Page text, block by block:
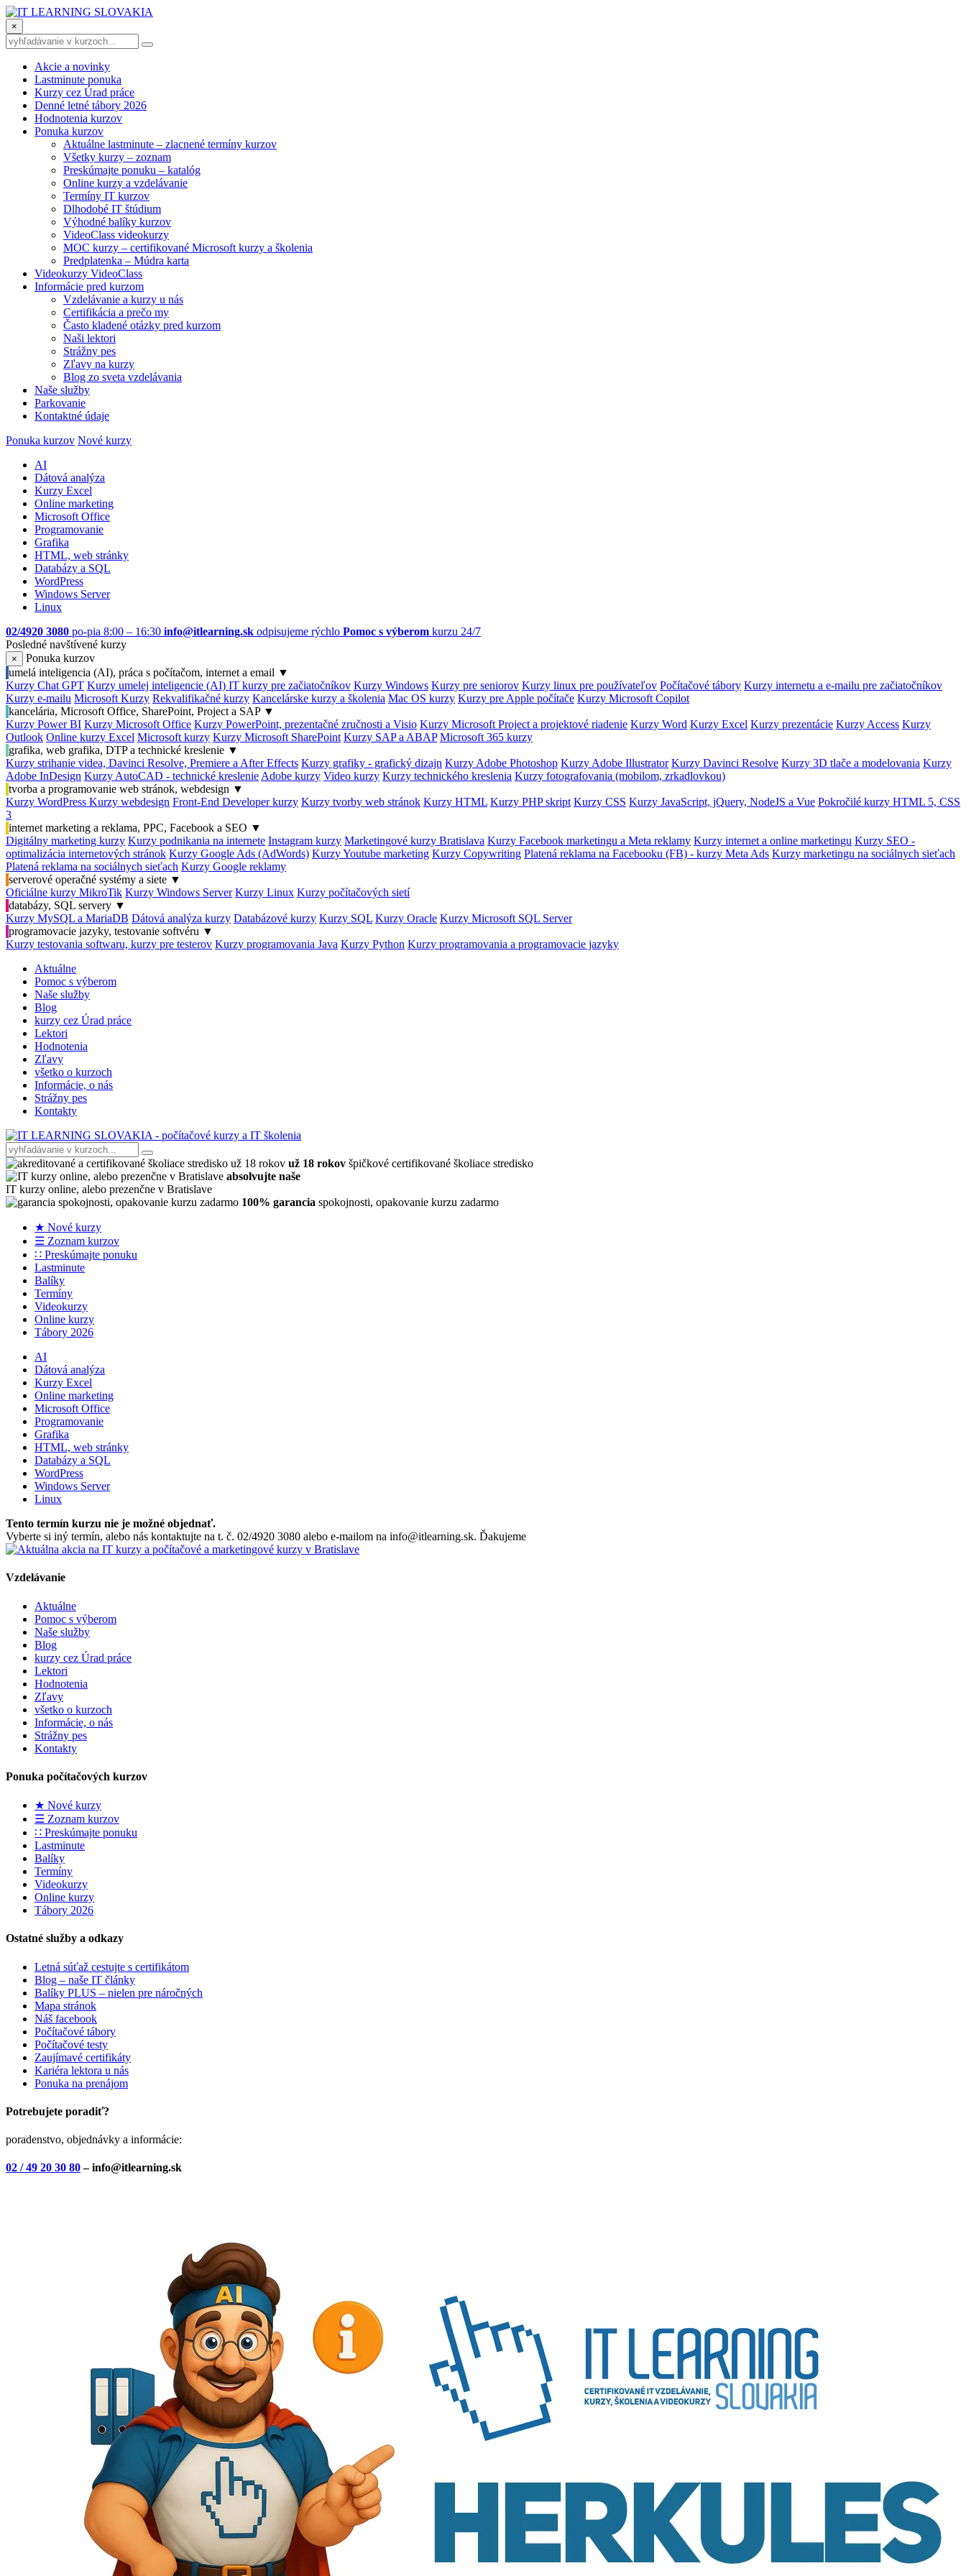
×
Akcie a novinky
Lastminute ponuka
Kurzy cez Úrad práce
Denné letné tábory 2026
Hodnotenia kurzov
Ponuka kurzov
Aktuálne lastminute – zlacnené termíny kurzov
Všetky kurzy – zoznam
Preskúmajte ponuku – katalóg
Online kurzy a vzdelávanie
Termíny IT kurzov
Dlhodobé IT štúdium
Výhodné balíky kurzov
VideoClass videokurzy
MOC kurzy – certifikované Microsoft kurzy a školenia
Predplatenka – Múdra karta
Videokurzy VideoClass
Informácie pred kurzom
Vzdelávanie a kurzy u nás
Certifikácia a prečo my
Často kladené otázky pred kurzom
Naši lektori
Strážny pes
Zľavy na kurzy
Blog zo sveta vzdelávania
Naše služby
Parkovanie
Kontaktné údaje
Ponuka kurzov Nové kurzy
AI
Dátová analýza
Kurzy Excel
Online marketing
Microsoft Office
Programovanie
Grafika
HTML, web stránky
Databázy a SQL
WordPress
Windows Server
Linux
02/4920 3080 po-pia 8:00 – 16:30 info@itlearning.sk odpisujeme rýchlo Pomoc s výberom kurzu 24/7
Posledné navštívené kurzy
×
Ponuka kurzov
umelá inteligencia (AI), práca s počítačom, internet a email ▼
Kurzy Chat GPT Kurzy umelej inteligencie (AI) IT kurzy pre začiatočníkov Kurzy Windows Kurzy pre seniorov Kurzy linux pre používateľov Počítačové tábory Kurzy internetu a e-mailu pre začiatočníkov
Kurzy e-mailu Microsoft Kurzy Rekvalifikačné kurzy Kancelárske kurzy a školenia Mac OS kurzy Kurzy pre Apple počítače Kurzy Microsoft Copilot
kancelária, Microsoft Office, SharePoint, Project a SAP ▼
Kurzy Power BI Kurzy Microsoft Office Kurzy PowerPoint, prezentačné zručnosti a Visio Kurzy Microsoft Project a projektové riadenie Kurzy Word Kurzy Excel Kurzy prezentácie Kurzy Access Kurzy
Outlook Online kurzy Excel Microsoft kurzy Kurzy Microsoft SharePoint Kurzy SAP a ABAP Microsoft 365 kurzy
grafika, web grafika, DTP a technické kreslenie ▼
Kurzy strihanie videa, Davinci Resolve, Premiere a After Effects Kurzy grafiky - grafický dizajn Kurzy Adobe Photoshop Kurzy Adobe Illustrator Kurzy Davinci Resolve Kurzy 3D tlače a modelovania Kurzy
Adobe InDesign Kurzy AutoCAD - technické kreslenie Adobe kurzy Video kurzy Kurzy technického kreslenia Kurzy fotografovania (mobilom, zrkadlovkou)
tvorba a programovanie web stránok, webdesign ▼
Kurzy WordPress Kurzy webdesign Front-End Developer kurzy Kurzy tvorby web stránok Kurzy HTML Kurzy PHP skript Kurzy CSS Kurzy JavaScript, jQuery, NodeJS a Vue Pokročilé kurzy HTML 5, CSS
3
internet marketing a reklama, PPC, Facebook a SEO ▼
Digitálny marketing kurzy Kurzy podnikania na internete Instagram kurzy Marketingové kurzy Bratislava Kurzy Facebook marketingu a Meta reklamy Kurzy internet a online marketingu Kurzy SEO -
optimalizácia internetových stránok Kurzy Google Ads (AdWords) Kurzy Youtube marketing Kurzy Copywriting Platená reklama na Facebooku (FB) - kurzy Meta Ads Kurzy marketingu na sociálnych sieťach
Platená reklama na sociálnych sieťach Kurzy Google reklamy
serverové operačné systémy a siete ▼
Oficiálne kurzy MikroTik Kurzy Windows Server Kurzy Linux Kurzy počítačových sietí
databázy, SQL servery ▼
Kurzy MySQL a MariaDB Dátová analýza kurzy Databázové kurzy Kurzy SQL Kurzy Oracle Kurzy Microsoft SQL Server
programovacie jazyky, testovanie softvéru ▼
Kurzy testovania softwaru, kurzy pre testerov Kurzy programovania Java Kurzy Python Kurzy programovania a programovacie jazyky
Aktuálne
Pomoc s výberom
Naše služby
Blog
kurzy cez Úrad práce
Lektori
Hodnotenia
Zľavy
všetko o kurzoch
Informácie, o nás
Strážny pes
Kontakty
už 18 rokov špičkové certifikované školiace stredisko
absolvujte naše
IT kurzy online, alebo prezenčne v Bratislave
100% garancia spokojnosti, opakovanie kurzu zadarmo
★ Nové kurzy
☰ Zoznam kurzov
∷ Preskúmajte ponuku
Lastminute
Balíky
Termíny
Videokurzy
Online kurzy
Tábory 2026
AI
Dátová analýza
Kurzy Excel
Online marketing
Microsoft Office
Programovanie
Grafika
HTML, web stránky
Databázy a SQL
WordPress
Windows Server
Linux
Tento termín kurzu nie je možné objednať.
Vyberte si iný termín, alebo nás kontaktujte na t. č. 02/4920 3080 alebo e-mailom na info@itlearning.sk. Ďakujeme
Vzdelávanie
Aktuálne
Pomoc s výberom
Naše služby
Blog
kurzy cez Úrad práce
Lektori
Hodnotenia
Zľavy
všetko o kurzoch
Informácie, o nás
Strážny pes
Kontakty
Ponuka počítačových kurzov
★ Nové kurzy
☰ Zoznam kurzov
∷ Preskúmajte ponuku
Lastminute
Balíky
Termíny
Videokurzy
Online kurzy
Tábory 2026
Ostatné služby a odkazy
Letná súťaž cestujte s certifikátom
Blog – naše IT články
Balíky PLUS – nielen pre náročných
Mapa stránok
Náš facebook
Počítačové tábory
Počítačové testy
Zaujímavé certifikáty
Kariéra lektora u nás
Ponuka na prenájom
Potrebujete poradiť?
poradenstvo, objednávky a informácie:
02 / 49 20 30 80– info@itlearning.sk